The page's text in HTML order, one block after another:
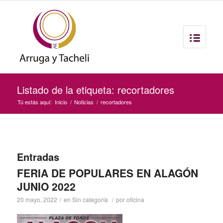
Listado de la etiqueta: recortadores
Tú estás aquí: Inicio / Noticias / recortadores
Entradas
FERIA DE POPULARES EN ALAGÓN
JUNIO 2022
20 mayo, 2022 / en Sin categoría / poroficina